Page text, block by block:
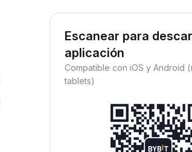
Escanear para
aplicación
Compatible con iOS y Android
tablets)